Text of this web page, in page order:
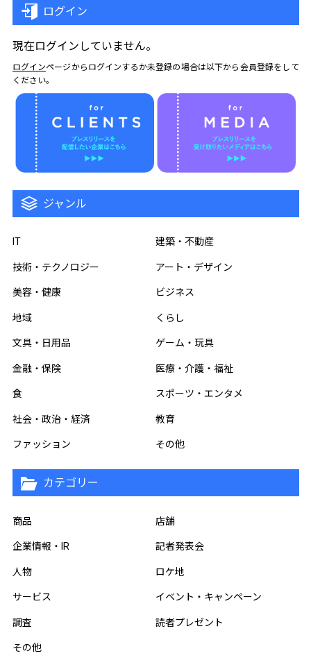
ログイン
現在ログインしていません。
ログインページからログインするか未登録の場合は以下から会員登録をして
ください。
ジャンル
IT 建築・不動産
技術・テクノロジー アート・デザイン
美容・健康 ビジネス
地域 くらし
文具・日用品 ゲーム・玩具
金融・保険 医療・介護・福祉
食 スポーツ・エンタメ
社会・政治・経済 教育
ファッション その他
カテゴリー
商品 店舗
企業情報・IR 記者発表会
人物 ロケ地
サービス イベント・キャンペーン
調査 読者プレゼント
その他